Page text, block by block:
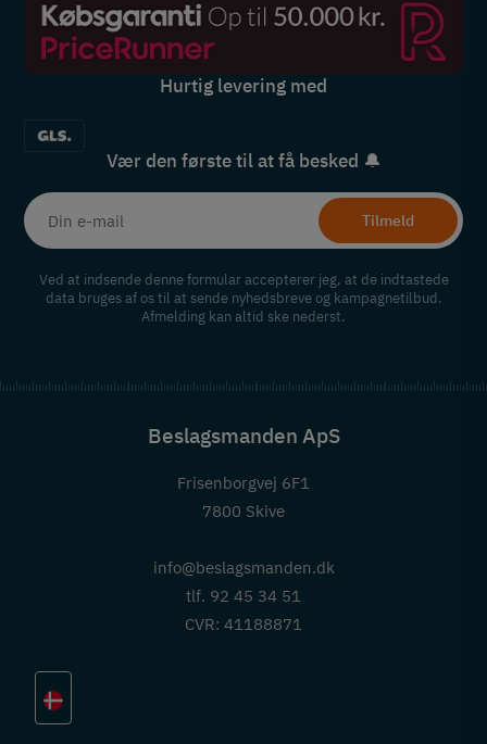
Hurtig levering med
Vær den første til at få besked 🔔
Tilmeld
Ved at indsende denne formular accepterer jeg, at de indtastede
data bruges af os til at sende nyhedsbreve og kampagnetilbud.
Afmelding kan altid ske nederst.
Beslagsmanden ApS
Frisenborgvej 6F1
7800 Skive
info@beslagsmanden.dk
tlf. 92 45 34 51
CVR: 41188871